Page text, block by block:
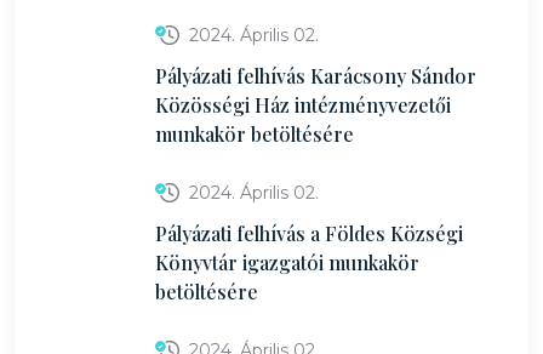
2024. Április 02.
Pályázati felhívás Karácsony Sándor
Közösségi Ház intézményvezetői
munkakör betöltésére
2024. Április 02.
Pályázati felhívás a Földes Községi
Könyvtár igazgatói munkakör
betöltésére